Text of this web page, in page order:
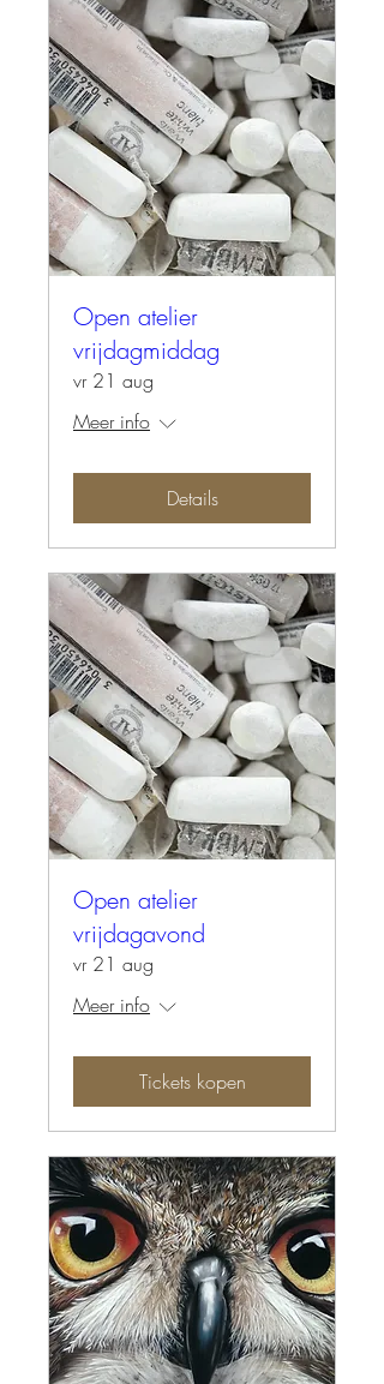
Open atelier
vrijdagmiddag
vr 21 aug
Meer info
Details
Open atelier
vrijdagavond
vr 21 aug
Meer info
Tickets kopen